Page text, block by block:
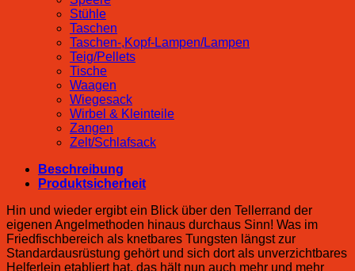
Stühle
Taschen
Taschen-,Kopf-Lampen/Lampen
Teig/Pellets
Tische
Waagen
Wiegesack
Wirbel & Kleinteile
Zangen
Zelt/Schlafsack
Beschreibung
Produktsicherheit
Hin und wieder ergibt ein Blick über den Tellerrand der
eigenen Angelmethoden hinaus durchaus Sinn! Was im
Friedfischbereich als knetbares Tungsten längst zur
Standardausrüstung gehört und sich dort als unverzichtbares
Helferlein etabliert hat, das hält nun auch mehr und mehr